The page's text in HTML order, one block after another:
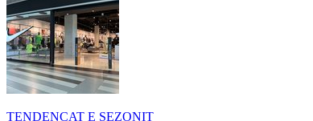
TENDENCAT E SEZONIT